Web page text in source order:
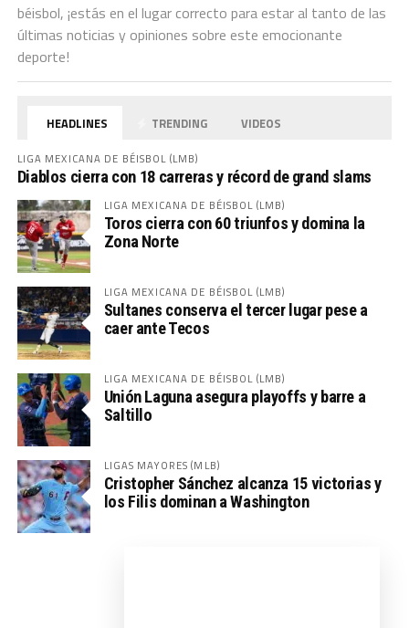
béisbol, ¡estás en el lugar correcto para estar al tanto de las
últimas noticias y opiniones sobre este emocionante
deporte!
HEADLINES TRENDING VIDEOS
LIGA MEXICANA DE BÉISBOL (LMB)
Diablos cierra con 18 carreras y récord de grand slams
LIGA MEXICANA DE BÉISBOL (LMB)
Toros cierra con 60 triunfos y domina la
Zona Norte
LIGA MEXICANA DE BÉISBOL (LMB)
Sultanes conserva el tercer lugar pese a
caer ante Tecos
LIGA MEXICANA DE BÉISBOL (LMB)
Unión Laguna asegura playoffs y barre a
Saltillo
LIGAS MAYORES (MLB)
Cristopher Sánchez alcanza 15 victorias y
los Filis dominan a Washington